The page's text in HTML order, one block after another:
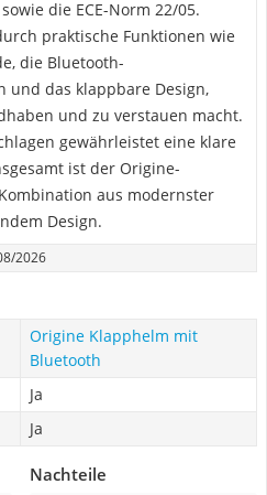
die ECE-Norm 22/05.
praktische Funktionen wie
die Bluetooth-
und das klappbare Design,
und zu verstauen macht.
gewährleistet eine klare
ist der Origine-
aus modernster
Design.
2026
Origine Klapphelm mit
Bluetooth
Ja
Ja
Nachteile